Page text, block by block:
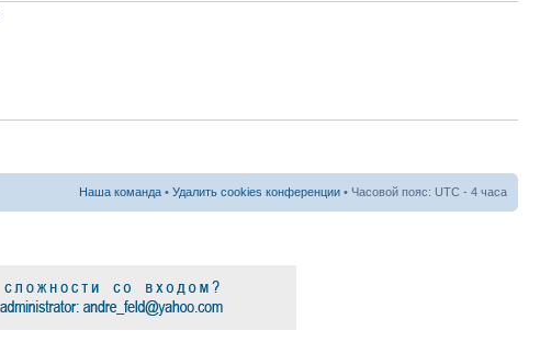
Наша команда • Удалить cookies конференции • Часовой пояс: UTC - 4 часа